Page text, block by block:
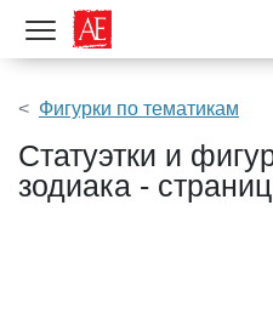
Показать меню
Фигурки по тематикам
Статуэтки и
зодиака -